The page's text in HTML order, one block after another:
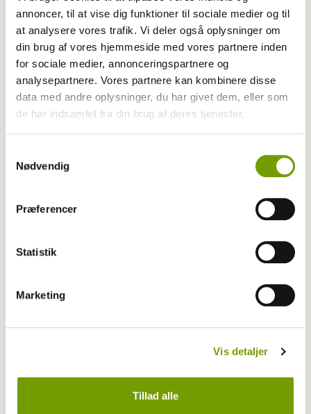
annoncer, til at vise dig funktioner til sociale medier og til
at analysere vores trafik. Vi deler også oplysninger om
din brug af vores hjemmeside med vores partnere inden
for sociale medier, annonceringspartnere og
analysepartnere. Vores partnere kan kombinere disse
data med andre oplysninger, du har givet dem, eller som
de har indsamlet fra din brug af deres tjenester.
Nødvendig
Præferencer
Statistik
Marketing
Vis detaljer
Tillad alle
Blog - Amalie Lohse-Lind
BLOG: Rejse til Grækenland og Bosnien-
Ulovligt indført hvalp død af rabies i Bremen